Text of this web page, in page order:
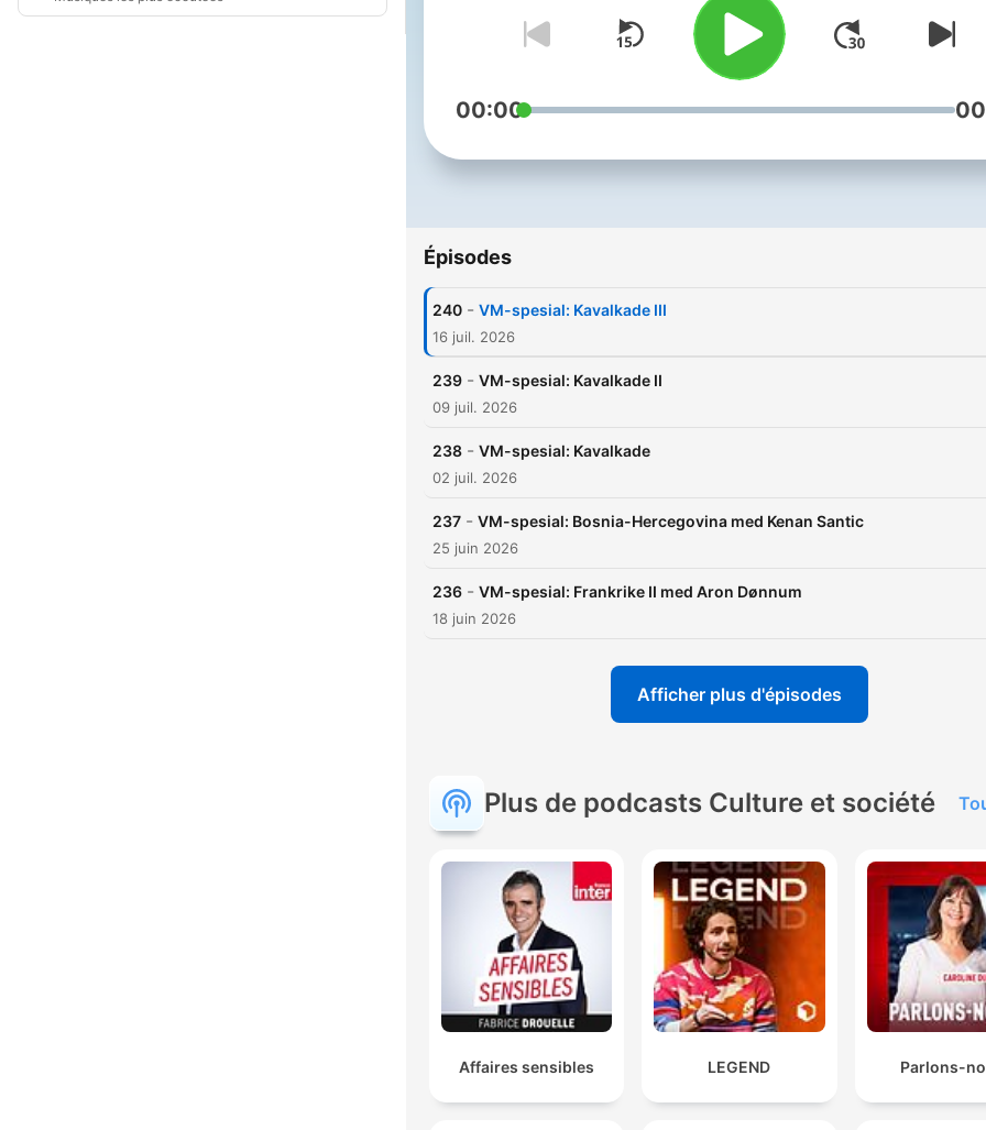
00:00
Épisodes
240 - VM-spesial: Kavalkade III
16 juil. 2026
239 - VM-spesial: Kavalkade II
09 juil. 2026
238 - VM-spesial: Kavalkade
02 juil. 2026
237 - VM-spesial: Bosnia-Hercegovina med Kenan Santic
25 juin 2026
236 - VM-spesial: Frankrike II med Aron Dønnum
18 juin 2026
Afficher plus d'épisodes
Plus de podcasts Culture et société
Affaires sensibles LEGEND Parlons-